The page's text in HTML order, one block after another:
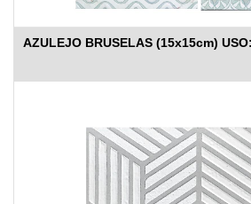
AZULEJO BRUSELAS (15x15cm)